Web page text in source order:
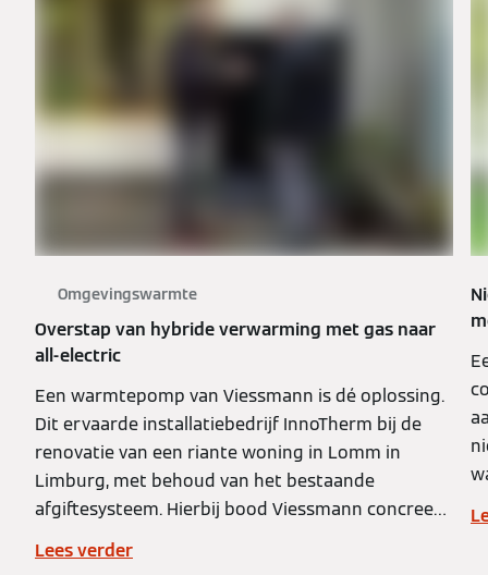
Omgevingswarmte
Overstap van hybride verwarming met gas naar
all-electric
Een warmtepomp van Viessmann is dé oplossing.
Dit ervaarde installatiebedrijf InnoTherm bij de
renovatie van een riante woning in Lomm in
Limburg, met behoud van het bestaande
afgiftesysteem. Hierbij bood Viessmann concreet
advies en ondersteuning ter plaatse.
Lees verder